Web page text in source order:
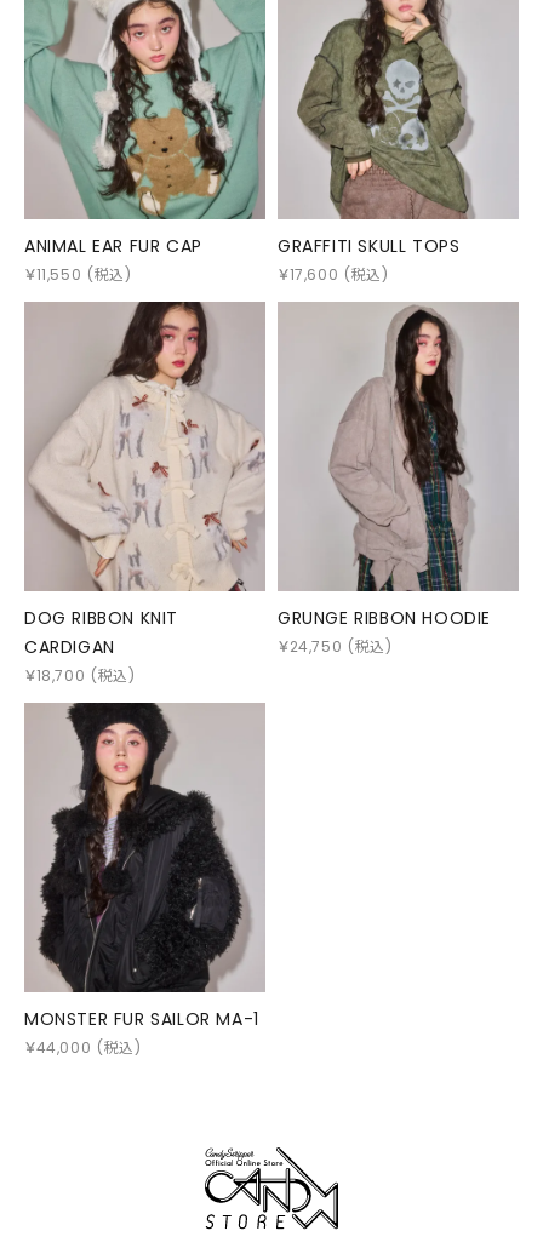
ANIMAL EAR FUR CAP
￥11,550 (税込)
GRAFFITI SKULL TOPS
￥17,600 (税込)
DOG RIBBON KNIT
CARDIGAN
￥18,700 (税込)
GRUNGE RIBBON HOODIE
￥24,750 (税込)
MONSTER FUR SAILOR MA-1
￥44,000 (税込)